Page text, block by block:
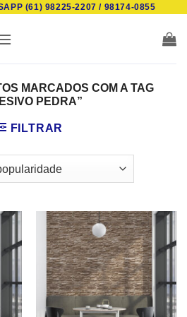
(61) 98225-2207 / 98174-0855
MARCADOS COM A TAG
PEDRA”
FILTRAR